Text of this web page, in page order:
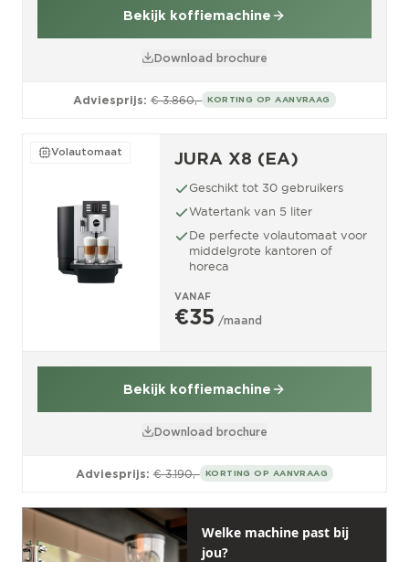
Bekijk koffiemachine
Download brochure
Adviesprijs: € 3.860,- KORTING OP AANVRAAG
Volautomaat JURA X8 (EA)
Geschikt tot 30 gebruikers
Watertank van 5 liter
De perfecte volautomaat voor
middelgrote kantoren of
horeca
VANAF
€35 /maand
Bekijk koffiemachine
Download brochure
Adviesprijs: € 3.190,- KORTING OP AANVRAAG
Welke machine past bij
jou?